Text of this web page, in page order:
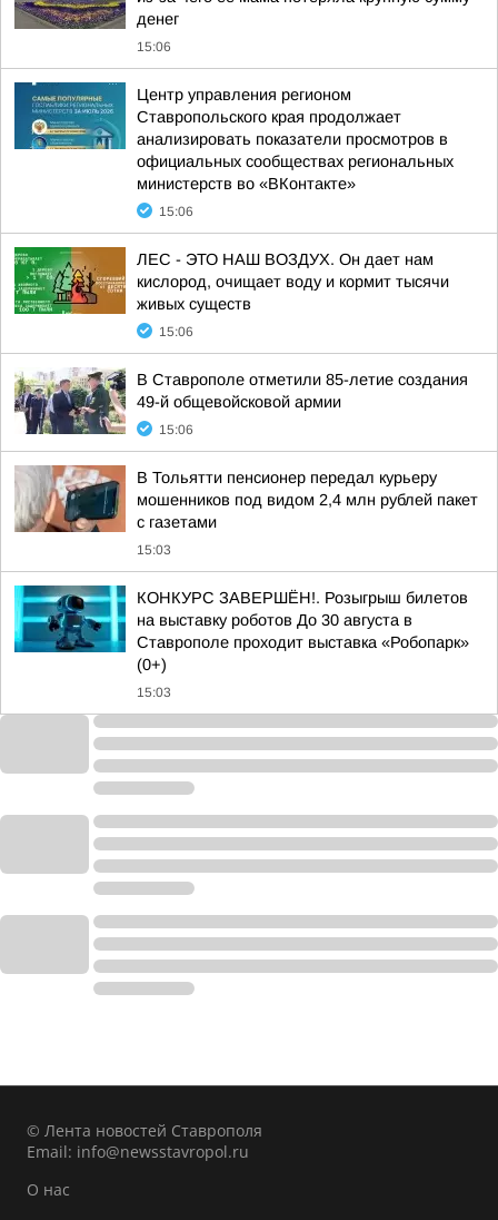
денег
15:06
Центр управления регионом
Ставропольского края продолжает
анализировать показатели просмотров в
официальных сообществах региональных
министерств во «ВКонтакте»
15:06
ЛЕС - ЭТО НАШ ВОЗДУХ. Он дает нам
кислород, очищает воду и кормит тысячи
живых существ
15:06
В Ставрополе отметили 85-летие создания
49-й общевойсковой армии
15:06
В Тольятти пенсионер передал курьеру
мошенников под видом 2,4 млн рублей пакет
с газетами
15:03
КОНКУРС ЗАВЕРШЁН!. Розыгрыш билетов
на выставку роботов До 30 августа в
Ставрополе проходит выставка «Робопарк»
(0+)
15:03
© Лента новостей Ставрополя
Email: info@newsstavropol.ru
О нас